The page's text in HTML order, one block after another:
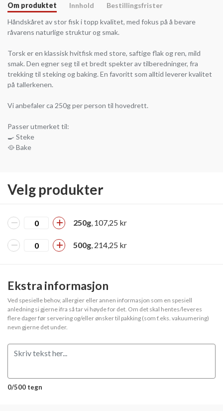
Om produktet Innhold
Bestillingsfrister
Håndskåret av stor fisk i topp kvalitet, med fokus på å bevare
råvarens naturlige struktur og smak.
Torsk er en klassisk hvitfisk med store, saftige flak og ren, mild
smak. Den egner seg til et bredt spekter av tilberedninger, fra
trekking til steking og baking. En favoritt som alltid leverer kvalitet
på tallerkenen.
Vi anbefaler ca 250g per person til hovedrett.
Passer utmerket til:
🍳 Steke
🥘 Bake
Velg produkter
250g , 107,25 kr
500g , 214,25 kr
Ekstra informasjon
Ved spesielle behov, allergier eller annen informasjon som en spesiell
anledning si gjerne ifra så tar vi høyde for det. Om det skal hentes/leveres
flere dager før servering og/eller ønsker til pakking (som f.eks. vakuumering)
nevn gjerne det under.
0/500 tegn